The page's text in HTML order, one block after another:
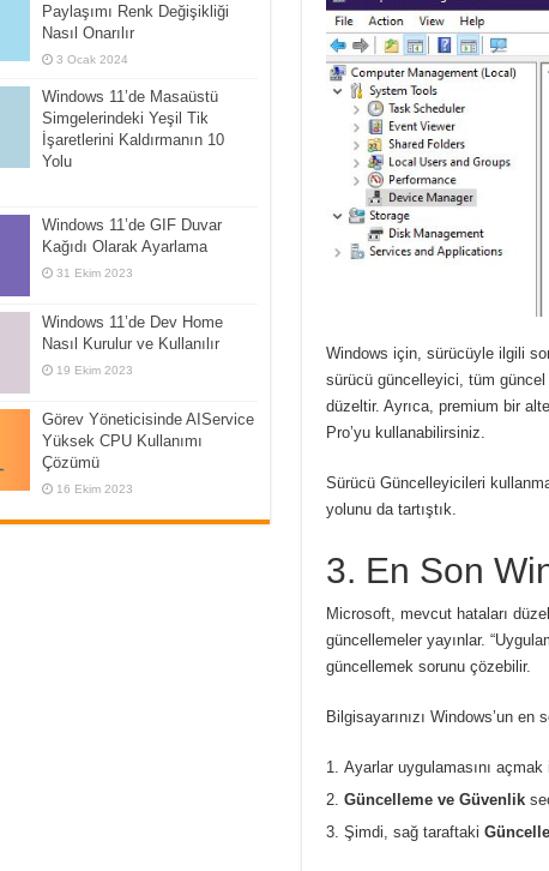
Windows için, sürücüyle ilgili
sürücü güncelleyici, tüm güncel
düzeltir. Ayrıca, premium bir
Pro’yu kullanabilirsiniz.
Sürücü Güncelleyicileri
yolunu da tartıştık.
3. En Son
Microsoft, mevcut hataları
güncellemeler yayınlar.
güncellemek sorunu çözebilir.
Bilgisayarınızı Windows’un
Ayarlar uygulamasını açmak
Güncelleme ve Güvenlik
Şimdi, sağ taraftaki
Paylaşımı Renk Değişikliği
Nasıl Onarılır
3 Ocak 2024
Windows 11’de Masaüstü
Simgelerindeki Yeşil Tik
İşaretlerini Kaldırmanın 10
Yolu
Windows 11’de GIF Duvar
Kağıdı Olarak Ayarlama
31 Ekim 2023
Windows 11’de Dev Home
Nasıl Kurulur ve Kullanılır
19 Ekim 2023
Görev Yöneticisinde AIService
Yüksek CPU Kullanımı
Çözümü
16 Ekim 2023